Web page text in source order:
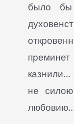
было бы
не